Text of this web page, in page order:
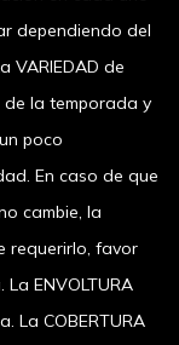
dependiendo del
VARIEDAD de
la temporada y
poco
En caso de que
cambie, la
requerirlo, favor
ENVOLTURA
La COBERTURA